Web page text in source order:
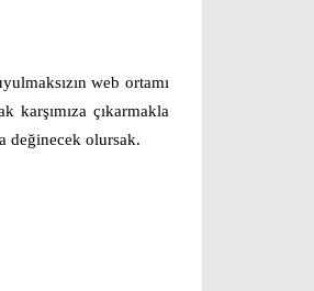
web ortamı
karşımıza çıkarmakla
değinecek olursak.